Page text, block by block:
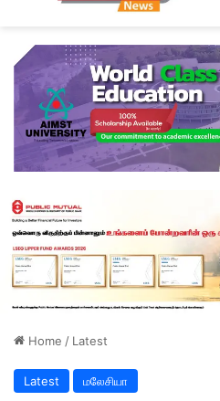
Home / Latest
Latest மலேசியா